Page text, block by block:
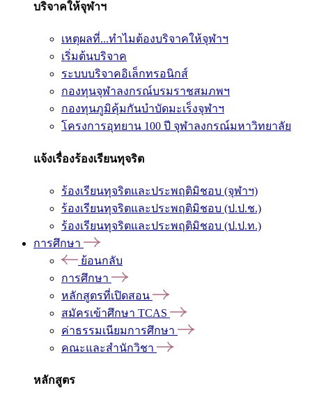
บริจาคให้จุฬาฯ
เหตุผลที่...ทำไมต้องบริจาคให้จุฬาฯ
เริ่มต้นบริจาค
ระบบบริจาคอิเล็กทรอนิกส์
กองทุนจุฬาลงกรณ์บรมราชสมภพฯ
กองทุนภูมิคุ้มกันบำบัดมะเร็งจุฬาฯ
โครงการอุทยาน 100 ปี จุฬาลงกรณ์มหาวิทยาลัย
แจ้งเรื่องร้องเรียนทุจริต
ร้องเรียนทุจริตและประพฤติมิชอบ (จุฬาฯ)
ร้องเรียนทุจริตและประพฤติมิชอบ (ป.ป.ช.)
ร้องเรียนทุจริตและประพฤติมิชอบ (ป.ป.ท.)
การศึกษา
ย้อนกลับ
การศึกษา
หลักสูตรที่เปิดสอน
สมัครเข้าศึกษา TCAS
ค่าธรรมเนียมการศึกษา
คณะและสำนักวิชา
หลักสูตร